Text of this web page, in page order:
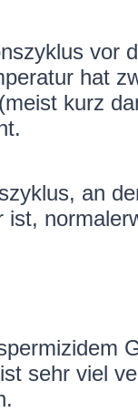
vor
hat
kurz
an
ist,
sehr viel